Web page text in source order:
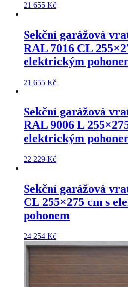
21 655 Kč
Sekční garážová
RAL 7016 CL
elektrickým
21 655 Kč
Sekční garážová
RAL 9006 L
elektrickým
22 229 Kč
Sekční garážová
CL 255×275 cm s
pohonem
24 254 Kč